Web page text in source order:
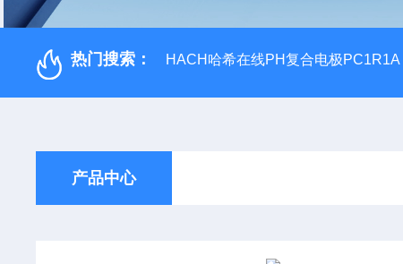
热门搜索： HACH哈希在线PH复合电极PC1R1A
产品中心